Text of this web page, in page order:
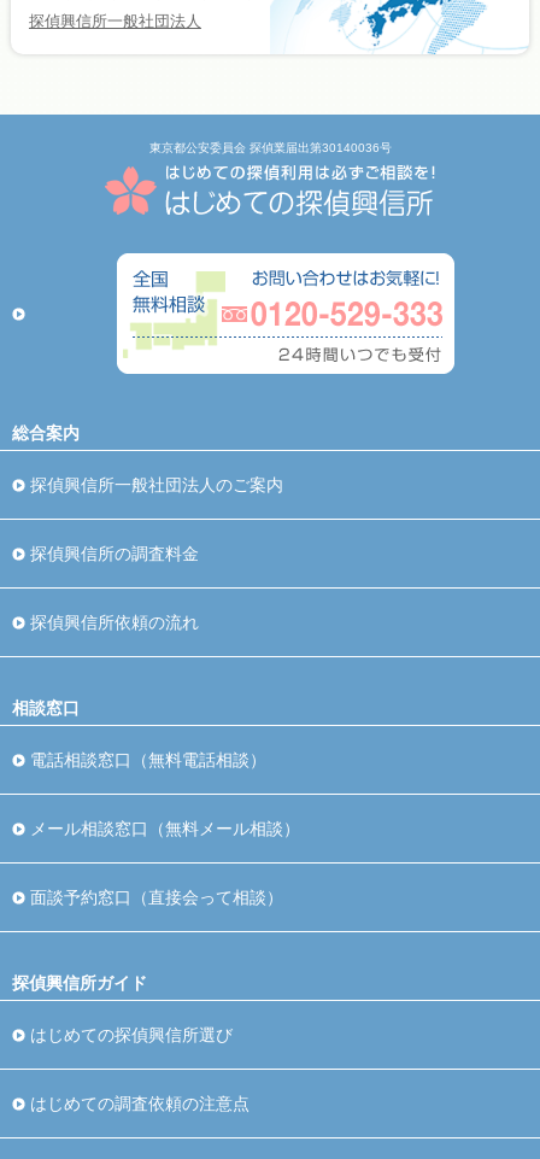
探偵興信所一般社団法人
東京都公安委員会 探偵業届出第30140036号
総合案内
探偵興信所一般社団法人のご案内
探偵興信所の調査料金
探偵興信所依頼の流れ
相談窓口
電話相談窓口（無料電話相談）
メール相談窓口（無料メール相談）
面談予約窓口（直接会って相談）
探偵興信所ガイド
はじめての探偵興信所選び
はじめての調査依頼の注意点